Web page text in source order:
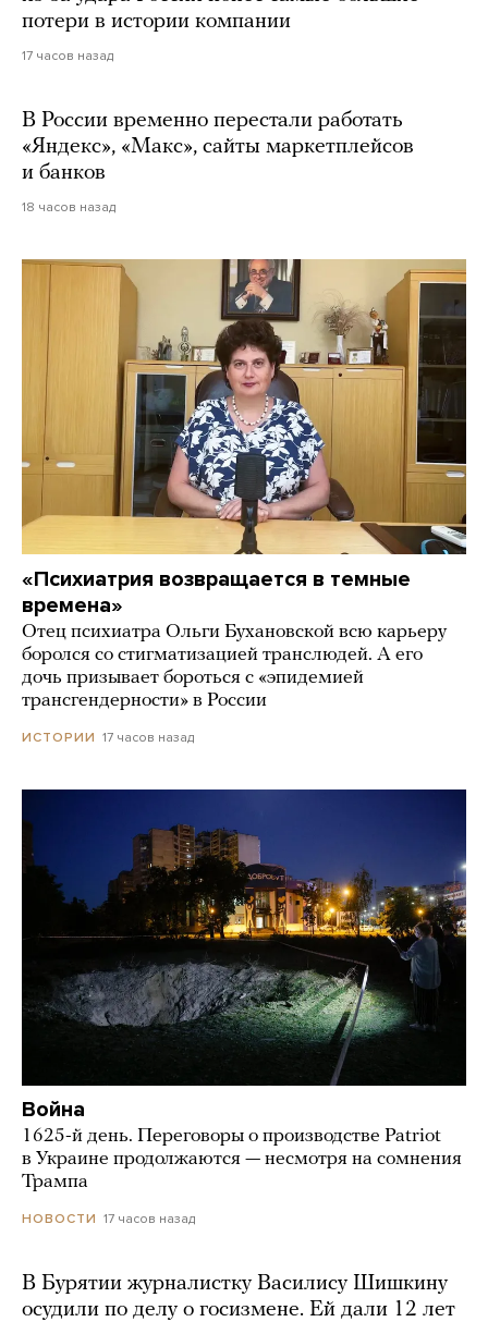
потери в истории компании
17 часов назад
В России временно перестали работать
«Яндекс», «Макс», сайты маркетплейсов
и банков
18 часов назад
«Психиатрия возвращается в темные
времена»
Отец психиатра Ольги Бухановской всю карьеру
боролся со стигматизацией транслюдей. А его
дочь призывает бороться с «эпидемией
трансгендерности» в России
ИСТОРИИ 17 часов назад
Война
1625-й день. Переговоры о производстве Patriot
в Украине продолжаются — несмотря на сомнения
Трампа
НОВОСТИ 17 часов назад
В Бурятии журналистку Василису Шишкину
осудили по делу о госизмене. Ей дали 12 лет